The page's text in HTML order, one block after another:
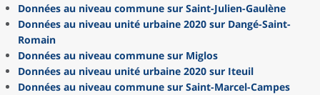
Données au niveau commune sur Saint-Julien-Gaulène
Données au niveau unité urbaine 2020 sur Dangé-Saint-
Romain
Données au niveau commune sur Miglos
Données au niveau unité urbaine 2020 sur Iteuil
Données au niveau commune sur Saint-Marcel-Campes